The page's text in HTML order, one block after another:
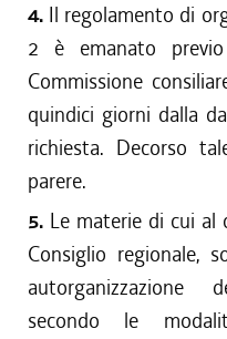
4. Il regolamento di
2 è emanato
Commissione
quindici giorni dalla
richiesta. Decorso
parere.
5. Le materie di cui al
Consiglio regionale,
autorganizzazione
secondo le